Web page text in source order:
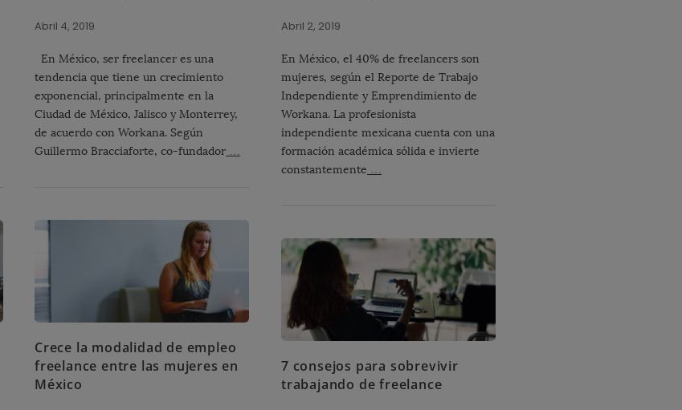
Abril 4, 2019
En México, ser freelancer es una
tendencia que tiene un crecimiento
exponencial, principalmente en la
Ciudad de México, Jalisco y Monterrey,
de acuerdo con Workana. Según
Guillermo Bracciaforte, co-fundador …
Abril 2, 2019
En México, el 40% de freelancers son
mujeres, según el Reporte de Trabajo
Independiente y Emprendimiento de
Workana. La profesionista
independiente mexicana cuenta con una
formación académica sólida e invierte
constantemente …
Crece la modalidad de empleo
freelance entre las mujeres en
México
7 consejos para sobrevivir
trabajando de freelance